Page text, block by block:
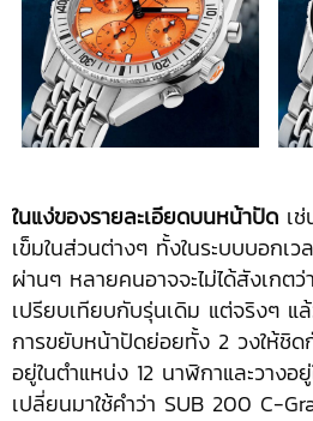
ในแง่ของรายละเอียดบนหน้าปัด เ
เข็มในส่วนต่างๆ ทั้งในระบบบอกเ
ผ่านๆ หลายคนอาจจะไม่ได้สังเกต
เปรียบเทียบกับรุ่นเดิม แต่จริงๆ แ
การขยับหน้าปัดย่อยทั้ง 2 วงให้ชิ
อยู่ในตำแหน่ง 12 นาฬิกาและวางอ
เปลี่ยนมาใช้คำว่า SUB 200 C-